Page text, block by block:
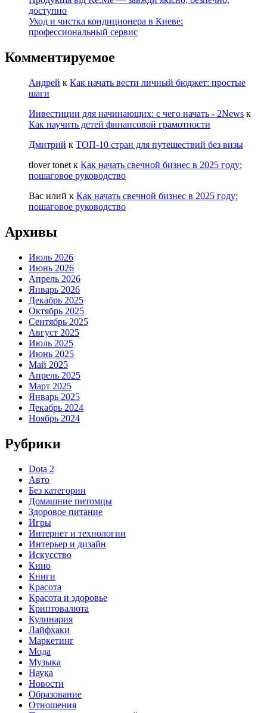
доступно
Уход и чистка кондиционера в Киеве:
профессиональный сервис
Комментируемое
Андрей к Как начать вести личный бюджет: простые
шаги
Инвестиции для начинающих: с чего начать - 2News к
Как научить детей финансовой грамотности
Дмитрий к ТОП-10 стран для путешествий без визы
tlover tonet к Как начать свечной бизнес в 2025 году:
пошаговое руководство
Вас илий к Как начать свечной бизнес в 2025 году:
пошаговое руководство
Архивы
Июль 2026
Июнь 2026
Апрель 2026
Январь 2026
Декабрь 2025
Октябрь 2025
Сентябрь 2025
Август 2025
Июль 2025
Июнь 2025
Май 2025
Апрель 2025
Март 2025
Январь 2025
Декабрь 2024
Ноябрь 2024
Рубрики
Dota 2
Авто
Без категории
Домашние питомцы
Здоровое питание
Игры
Интернет и технологии
Интерьер и дизайн
Искусство
Кино
Книги
Красота
Красота и здоровье
Криптовалюта
Кулинария
Лайфхаки
Маркетинг
Мода
Музыка
Наука
Новости
Образование
Отношения